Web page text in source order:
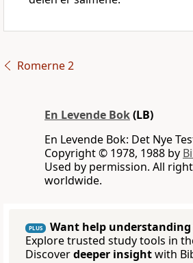
Romerne 2
En Levende Bok(LB)
En Levende Bok: Det Nye
Copyright © 1978, 1988 by
Used by permission. All
worldwide.
PLUS
Want help understanding
Explore trusted study tools in
Discoverdeeper insightwith